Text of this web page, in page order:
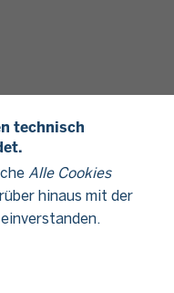
technisch
Alle Cookies
hinaus mit der